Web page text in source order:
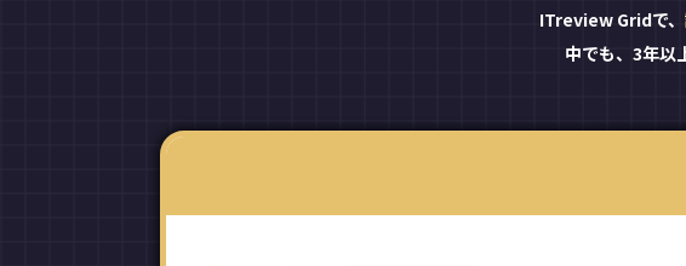
ITreview Gridで、
中でも、3年以